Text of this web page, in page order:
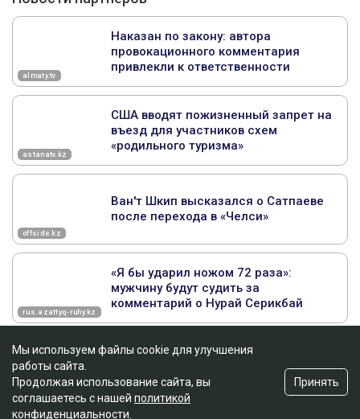
Мы используем файлы cookie для улучшения
работы сайта.
Продолжая использование сайта, вы
соглашаетесь с нашей политикой
конфиденциальности
Принять